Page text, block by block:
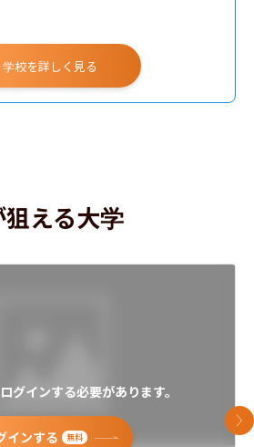
学校を詳しく見る
える大学
グインする必要があります。
インする 無料
次